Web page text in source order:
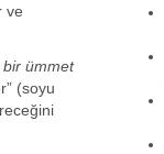
ve
ümmet
(soyu